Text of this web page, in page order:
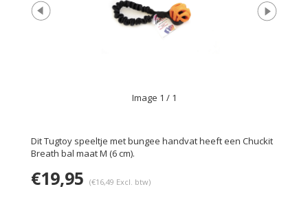
Image 1 / 1
Dit Tugtoy speeltje met bungee handvat heeft een Chuckit
Breath bal maat M (6 cm).
€19,95 (€16,49 Excl. btw)